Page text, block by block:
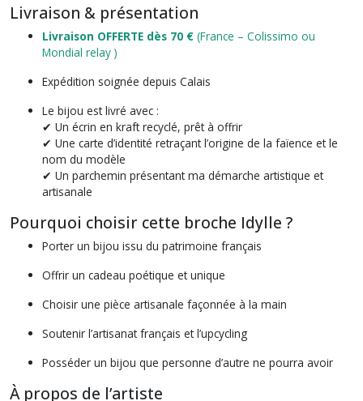
Livraison & présentation
Livraison OFFERTE dès 70 € (France – Colissimo ou
Mondial relay )
Expédition soignée depuis Calais
Le bijou est livré avec :
✔ Un écrin en kraft recyclé, prêt à offrir
✔ Une carte d’identité retraçant l’origine de la faïence et le
nom du modèle
✔ Un parchemin présentant ma démarche artistique et
artisanale
Pourquoi choisir cette broche Idylle ?
Porter un bijou issu du patrimoine français
Offrir un cadeau poétique et unique
Choisir une pièce artisanale façonnée à la main
Soutenir l’artisanat français et l’upcycling
Posséder un bijou que personne d’autre ne pourra avoir
À propos de l’artiste